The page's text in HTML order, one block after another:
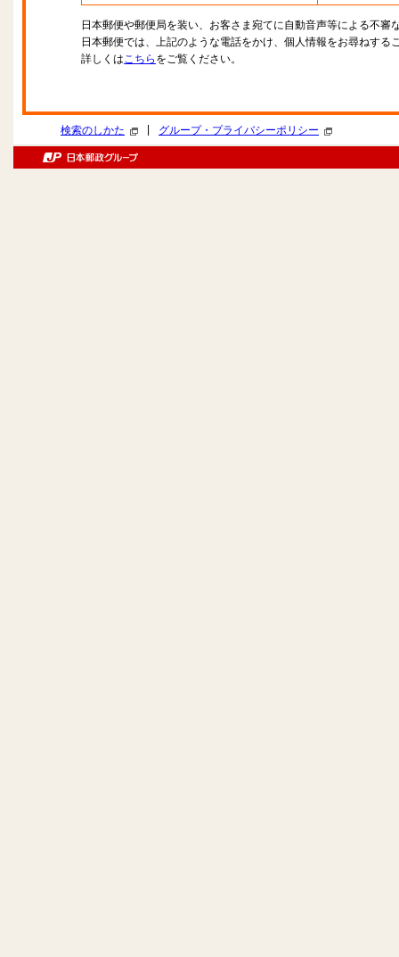
日本郵便や郵便局を装い、お客さま宛てに自動音声等による不審
日本郵便では、上記のような電話をかけ、個人情報をお尋ねする
詳しくはこちら をご覧ください。
検索のしかた グループ・プライバシーポリシー